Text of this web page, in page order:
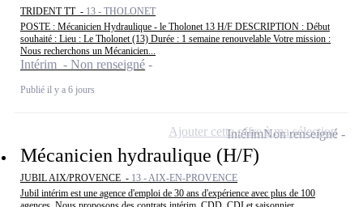
TRIDENT TT - 13 - THOLONET
POSTE : Mécanicien Hydraulique - le Tholonet 13 H/F DESCRIPTION : Début
souhaité : Lieu : Le Tholonet (13) Durée : 1 semaine renouvelable Votre mission :
Nous recherchons un Mécanicien...
Intérim - Non renseigné
Publié il y a 6 jours
Mécanicien hydraulique (H/F)
JUBIL AIX/PROVENCE - 13 - AIX-EN-PROVENCE
Jubil intérim est une agence d'emploi de 30 ans d'expérience avec plus de 100
IntérimNon renseigné
Ajouter cette offre à ma sélection